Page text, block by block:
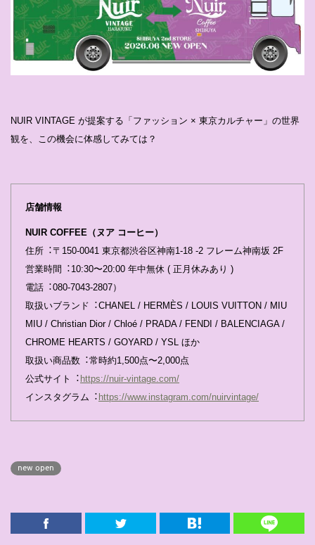
NUIR VINTAGE が提案する「ファッション × 東京カルチャー」の世界
観を、この機会に体感してみては？
店舗情報
NUIR COFFEE（ヌア コーヒー）
住所︓〒150-0041 東京都渋⾕区神南1-18 -2 フレーム神南坂 2F
営業時間︓10:30〜20:00 年中無休 ( 正⽉休みあり )
電話︓080-7043-2807）
取扱いブランド︓CHANEL / HERMÈS / LOUIS VUITTON / MIU
MIU / Christian Dior / Chloé / PRADA / FENDI / BALENCIAGA /
CHROME HEARTS / GOYARD / YSL ほか
取扱い商品数︓常時約1,500点〜2,000点
公式サイト︓ https://nuir-vintage.com/
インスタグラム︓ https://www.instagram.com/nuirvintage/
new open